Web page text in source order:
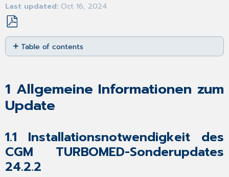
Last updated Oct 16, 2024
Save
as
PDF
Table of contents
Informationen
zum
Update
des
TURBOMED-
Sonderupdates
1 Allgemeine Informationen zum
Update
1.1 Installationsnotwendigkeit des
CGM TURBOMED-Sonderupdates
24.2.2